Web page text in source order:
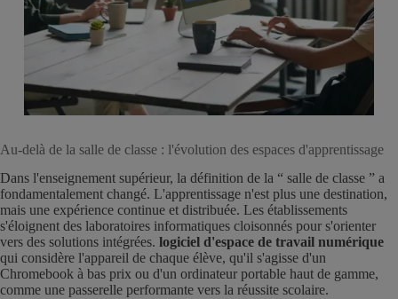
Au-delà de la salle de classe : l'évolution des espaces d'apprentissage
Dans l'enseignement supérieur, la définition de la “ salle de classe ” a
fondamentalement changé. L'apprentissage n'est plus une destination,
mais une expérience continue et distribuée. Les établissements
s'éloignent des laboratoires informatiques cloisonnés pour s'orienter
vers des solutions intégrées. logiciel d'espace de travail numérique
qui considère l'appareil de chaque élève, qu'il s'agisse d'un
Chromebook à bas prix ou d'un ordinateur portable haut de gamme,
comme une passerelle performante vers la réussite scolaire.